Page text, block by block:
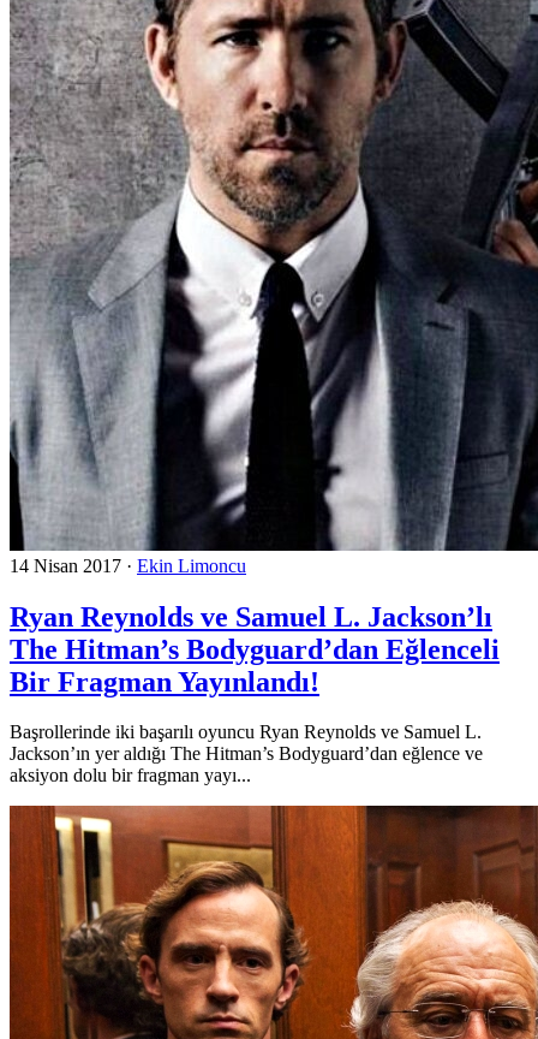
14 Nisan 2017 · Ekin Limoncu
Ryan Reynolds ve Samuel L. Jackson’lı
The Hitman’s Bodyguard’dan Eğlenceli
Bir Fragman Yayınlandı!
Başrollerinde iki başarılı oyuncu Ryan Reynolds ve Samuel L.
Jackson’ın yer aldığı The Hitman’s Bodyguard’dan eğlence ve
aksiyon dolu bir fragman yayı...